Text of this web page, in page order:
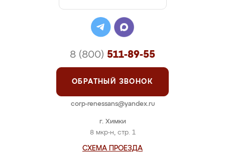
г. Химки
8 мкр-н, стр. 1
СХЕМА ПРОЕЗДА
8 (800) 511-89-55
ОБРАТНЫЙ ЗВОНОК
corp-renessans@yandex.ru